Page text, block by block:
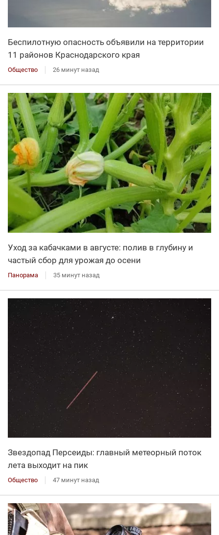
Беспилотную опасность объявили на территории
11 районов Краснодарского края
Общество 26 минут назад
Уход за кабачками в августе: полив в глубину и
частый сбор для урожая до осени
Панорама 35 минут назад
Звездопад Персеиды: главный метеорный поток
лета выходит на пик
Общество 47 минут назад